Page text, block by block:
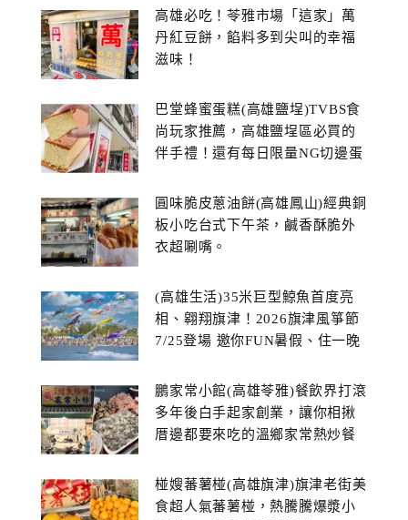
高雄必吃！苓雅市場「這家」萬
丹紅豆餅，餡料多到尖叫的幸福
滋味！
巴堂蜂蜜蛋糕(高雄鹽埕)TVBS食
尚玩家推薦，高雄鹽埕區必買的
伴手禮！還有每日限量NG切邊蛋
圓味脆皮蔥油餅(高雄鳳山)經典銅
板小吃台式下午茶，鹹香酥脆外
衣超唰嘴。
(高雄生活)35米巨型鯨魚首度亮
相、翱翔旗津！2026旗津風箏節
7/25登場 邀你FUN暑假、住一晚
鵬家常小館(高雄苓雅)餐飲界打滾
多年後白手起家創業，讓你相揪
厝邊都要來吃的溫鄉家常熱炒餐
椪嫂蕃薯椪(高雄旗津)旗津老街美
食超人氣蕃薯椪，熱騰騰爆漿小